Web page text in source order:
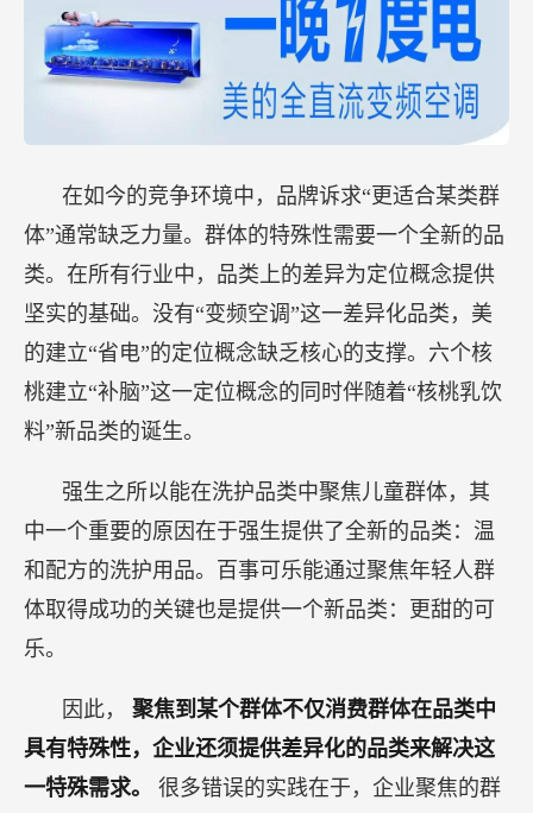
在如今的竞争环境中，品牌诉求“更适合某类群
体”通常缺乏力量。群体的特殊性需要一个全新的品
类。在所有行业中，品类上的差异为定位概念提供
坚实的基础。没有“变频空调”这一差异化品类，美
的建立“省电”的定位概念缺乏核心的支撑。六个核
桃建立“补脑”这一定位概念的同时伴随着“核桃乳饮
料”新品类的诞生。
强生之所以能在洗护品类中聚焦儿童群体，其
中一个重要的原因在于强生提供了全新的品类：温
和配方的洗护用品。百事可乐能通过聚焦年轻人群
体取得成功的关键也是提供一个新品类：更甜的可
乐。
因此， 聚焦到某个群体不仅消费群体在品类中
具有特殊性，企业还须提供差异化的品类来解决这
一特殊需求。 很多错误的实践在于，企业聚焦的群